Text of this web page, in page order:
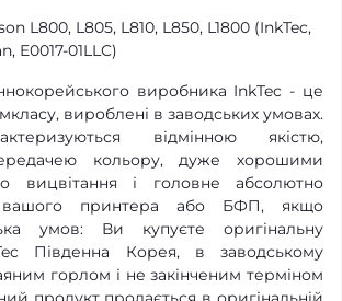
L800, L805, L810, L850, L1800 (InkTec,
E0017-01LLC)
виробника InkTec - це
вироблені в заводських умовах.
відмінною якістю,
кольору, дуже хорошими
вицвітання і головне абсолютно
вашого принтера або БФП, якщо
умов: Ви купуєте оригінальну
Південна Корея, в заводському
горлом і не закінченим терміном